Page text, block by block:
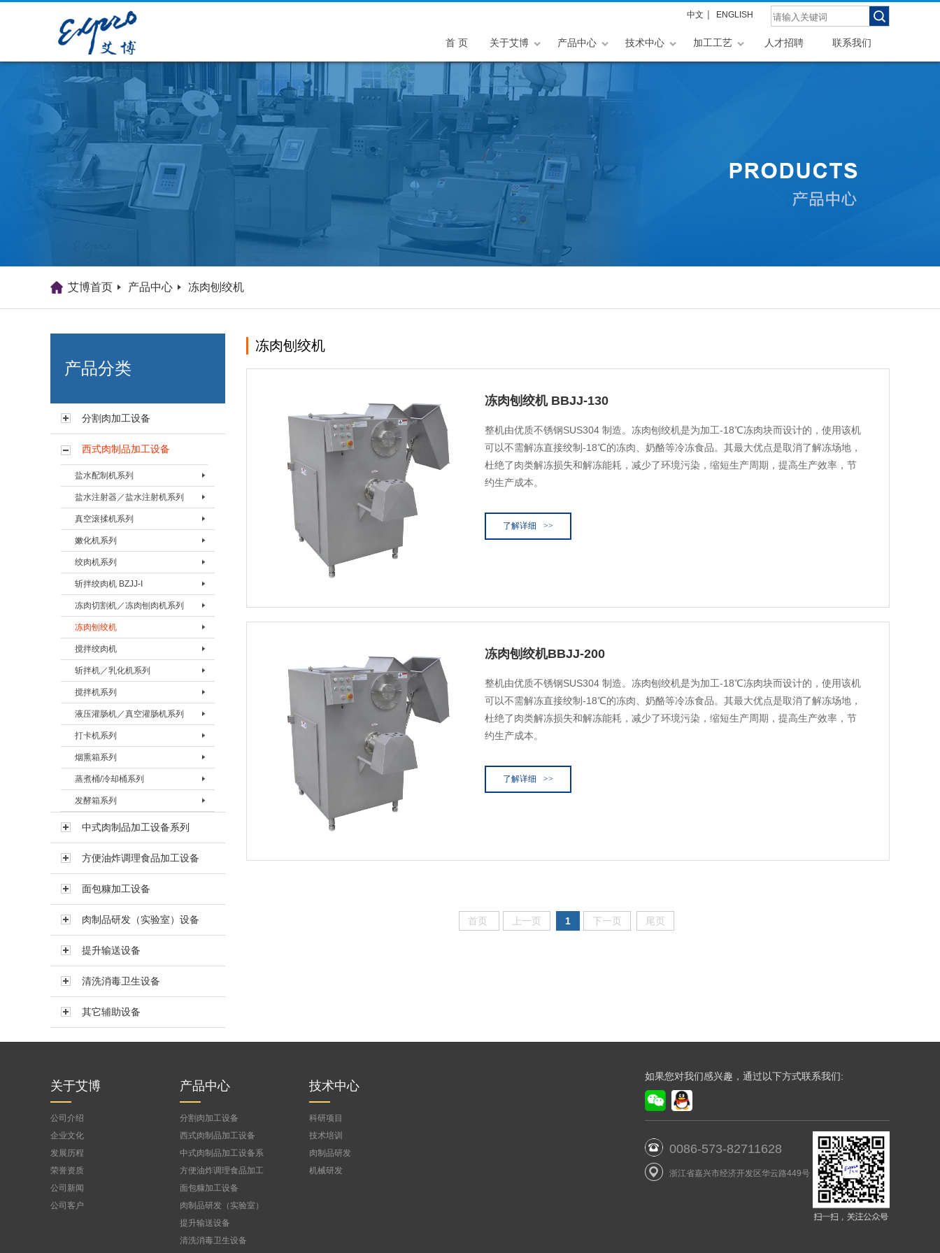
艾博肉类科技（浙江）有限
中文 | ENGLISH
联系我们
人才招聘
加工工艺
技术中心
产品中心
关于艾博
首 页
艾博首页 产品中心 冻肉刨绞机
产品分类
分割肉加工设备
西式肉制品加工设备
盐水配制机系列
盐水配置机BPZJ-80
盐水配置机BPZJ-200
盐水配置机BPZJ-600
盐水注射器／盐水注射机系列
盐水注射器BZSQ-I
盐水注射器BZSQ-II
盐水注射机BZSJ-12
盐水注射机BZSJ-20
盐水注射机BZSJ-52
盐水注射机 BZSJ-30H
真空滚揉机系列
真空搅拌按摩机 BAMJ-60L
真空搅拌按摩机 BAMJ-125L
真空搅拌按摩机 BAMJ-280L
真空滚揉机BVRJ-40
真空滚揉机BVRJ-150
真空滚揉机BVRJ-280
真空滚揉机BVRJ-350
真空滚揉机BVRJ-500
真空滚揉机BVRJ-750
真空滚揉机BVRJ-1000
真空滚揉机BVRJ-1500
真空滚揉机BVRJ-3000
嫩化机系列
嫩化机BNHJ-I
嫩化机BNHJ-II
嫩化机BNHJ-III
绞肉机系列
绞肉机BJRJ-82
绞肉机BJRJ-98A
绞肉机BJRJ-98B
绞肉机BJRJ-130
绞肉机BJRJ-160A
绞肉机BJRJ-160B
绞肉机BJRJ-200A
冻肉绞肉机BJRJ-200D
斩拌绞肉机 BZJJ-I
斩拌绞肉机BJZJ-40
冻肉切割机／冻肉刨肉机系列
冻肉切割机BDQJ-I
冻肉刨肉机BBRJ-II
冻肉刨绞机
冻肉刨绞机 BBJJ-130
冻肉刨绞机BBJJ-200
搅拌绞肉机
搅拌绞肉机BBJJ-80
搅拌绞肉机BBJJ-180
斩拌机／乳化机系列
斩拌机BZBJ-20
斩拌机BZBJ-40
斩拌机BZBJ-40B
斩拌机BZBJ-80
斩拌机BZBJ-80B
斩拌机BZBJ-130
斩拌机BZBJ-130B
真空斩拌机BZBJ-130V
斩拌机BZBJ-200B
斩拌机BZBJ-330B
搅拌机系列
搅拌机BJBJ-60F
搅拌机BJBJ-150F
搅拌机BJBJ-300D
搅拌机BJBJ-300FS
搅拌机BJBJ-300
搅拌机BJBJ-500
搅拌机BJBJ-750
搅拌机BJBJ-1000
搅拌机BJBJ-1500
真空搅拌机BVBJ-150F
真空搅拌机BVBJ-300FS
真空搅拌机BVBJ-300
真空搅拌机BVBJ-500
真空搅拌机BVBJ-1500
液压灌肠机／真空灌肠机系列
液压灌肠机BYGJ-20
真空灌肠机BVGJ-2000
真空灌肠机BVGJ-4000
真空灌肠机BVGJ-6000
打卡机系列
打卡机BDKJ-I
打卡机BDKJ-II-S
打卡机BDKJ-II-C
烟熏箱系列
烟熏箱BYXX-50
烟熏箱BYXX-I
烟熏箱BYXX-II
烟熏箱BYXX-III
蒸煮桶/冷却桶系列
蒸煮桶BZZT-I
蒸煮桶BZZT-II
蒸煮桶BZZT-III
蒸煮桶BZZT-IV-150
蒸煮桶BZZT-IV-300
发酵箱系列
发酵箱
中式肉制品加工设备系列
方便油炸调理食品加工设备
面包糠加工设备
肉制品研发（实验室）设备
提升输送设备
清洗消毒卫生设备
其它辅助设备
冻肉刨绞机
冻肉刨绞机 BBJJ-130
整机由优质不锈钢SUS304 制造。冻肉刨绞机是为加工-18℃冻肉块而设计的，使用该机
可以不需解冻直接绞制-18℃的冻肉、奶酪等冷冻食品。其最大优点是取消了解冻场地，
杜绝了肉类解冻损失和解冻能耗，减少了环境污染，缩短生产周期，提高生产效率，节
约生产成本。
了解详细 >>
冻肉刨绞机BBJJ-200
整机由优质不锈钢SUS304 制造。冻肉刨绞机是为加工-18℃冻肉块而设计的，使用该机
可以不需解冻直接绞制-18℃的冻肉、奶酪等冷冻食品。其最大优点是取消了解冻场地，
杜绝了肉类解冻损失和解冻能耗，减少了环境污染，缩短生产周期，提高生产效率，节
约生产成本。
了解详细 >>
首页 上一页 1 下一页 尾页
关于艾博
公司介绍
企业文化
发展历程
荣誉资质
公司新闻
公司客户
产品中心
分割肉加工设备
西式肉制品加工设备
中式肉制品加工设备系
列
方便油炸调理食品加工
设备
面包糠加工设备
肉制品研发（实验室）
设备
提升输送设备
清洗消毒卫生设备
技术中心
科研项目
技术培训
肉制品研发
机械研发
如果您对我们感兴趣，通过以下方式联系我们:
0086-573-82711628
浙江省嘉兴市经济开发区华云路449号